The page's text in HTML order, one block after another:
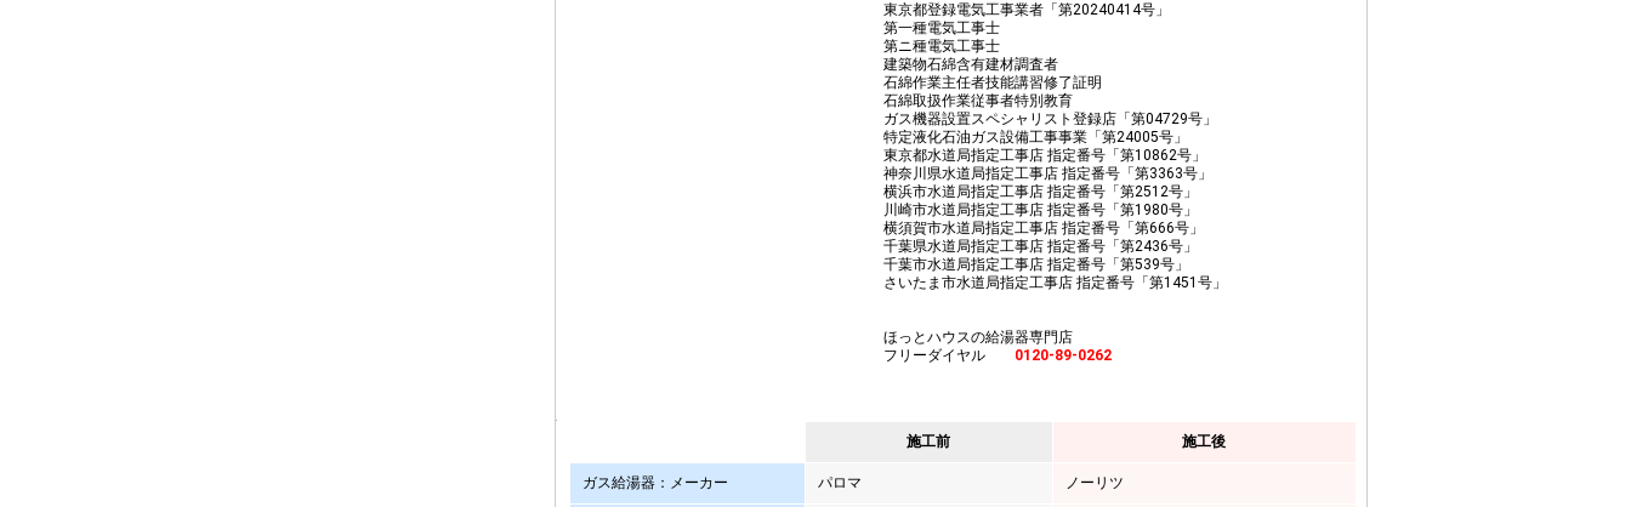
東京都登録電気工事業者「第20240414号」
第一種電気工事士
第ニ種電気工事士
建築物石綿含有建材調査者
石綿作業主任者技能講習修了証明
石綿取扱作業従事者特別教育
ガス機器設置スペシャリスト登録店「第04729号」
特定液化石油ガス設備工事事業「第24005号」
東京都水道局指定工事店 指定番号「第10862号」
神奈川県水道局指定工事店 指定番号「第3363号」
横浜市水道局指定工事店 指定番号「第2512号」
川崎市水道局指定工事店 指定番号「第1980号」
横須賀市水道局指定工事店 指定番号「第666号」
千葉県水道局指定工事店 指定番号「第2436号」
千葉市水道局指定工事店 指定番号「第539号」
さいたま市水道局指定工事店 指定番号「第1451号」
ほっとハウスの給湯器専門店
フリーダイヤル
0120-89-0262
施工前 施工後
ガス給湯器：メーカー パロマ ノーリツ